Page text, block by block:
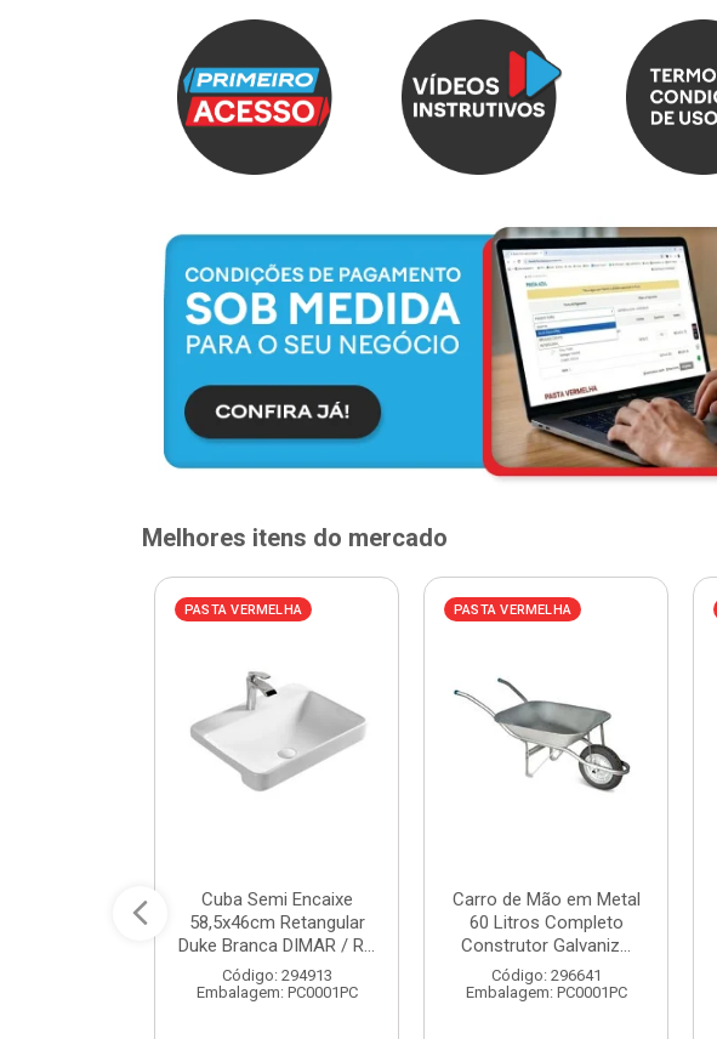
Melhores itens do mercado
PASTA VERMELHA
Cuba Semi Encaixe
58,5x46cm Retangular
Duke Branca DIMAR / R...
Código: 294913
Embalagem: PC0001PC
PASTA VERMELHA
Carro de Mão em Metal
60 Litros Completo
Construtor Galvaniz...
Código: 296641
Embalagem: PC0001PC